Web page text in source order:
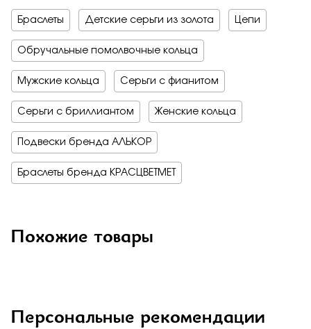
Браслеты Детские серьги из золота Цепи
Обручальные помолвочные кольца
Мужские кольца Серьги с фианитом
Серьги с бриллиантом Женские кольца
Подвески бренда АЛЬКОР
Браслеты бренда КРАСЦВЕТМЕТ
Похожие товары
Персональные рекомендации